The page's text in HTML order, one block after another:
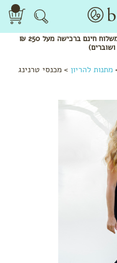
חינם
ברכישה מעל 250 ₪
מתנות להריון > מכנסי טרנינג